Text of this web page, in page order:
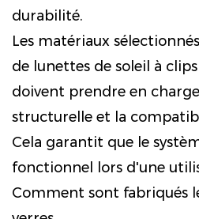
durabilité.
Les matériaux
de lunettes de soleil à
doivent prendre en
structurelle et la
Cela garantit que le
fonctionnel lors d'une
Comment sont fabriqués